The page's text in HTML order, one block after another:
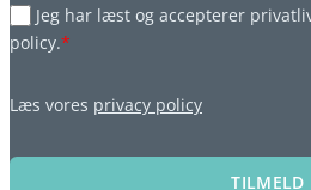
Jeg har læst og accepterer
policy.*
Læs vores privacy policy
TILMELD